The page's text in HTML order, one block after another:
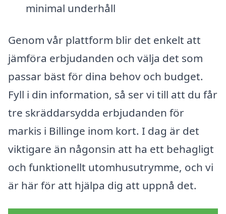
minimal underhåll
Genom vår plattform blir det enkelt att
jämföra erbjudanden och välja det som
passar bäst för dina behov och budget.
Fyll i din information, så ser vi till att du får
tre skräddarsydda erbjudanden för
markis i Billinge inom kort. I dag är det
viktigare än någonsin att ha ett behagligt
och funktionellt utomhusutrymme, och vi
är här för att hjälpa dig att uppnå det.